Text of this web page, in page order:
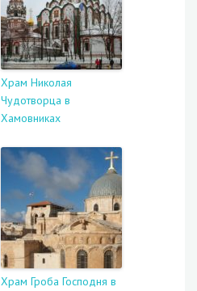
Храм Николая
Чудотворца в
Хамовниках
Храм Гроба Господня в